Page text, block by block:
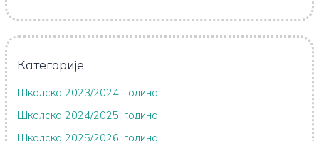
Категорије
Школска 2023/2024. година
Школска 2024/2025. година
Школска 2025/2026. година